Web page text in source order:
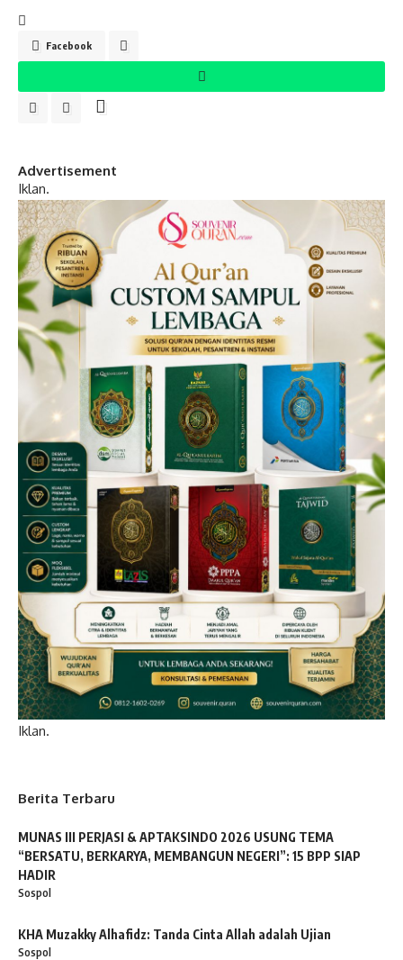
Facebook
Advertisement
Iklan.
Iklan.
Berita Terbaru
MUNAS III PERJASI & APTAKSINDO 2026 USUNG TEMA
“BERSATU, BERKARYA, MEMBANGUN NEGERI”: 15 BPP SIAP
HADIR
Sospol
KHA Muzakky Alhafidz: Tanda Cinta Allah adalah Ujian
Sospol